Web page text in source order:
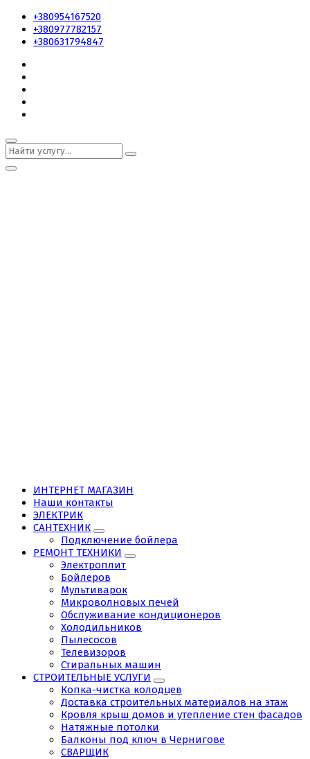
+380954167520
+380977782157
+380631794847
ИНТЕРНЕТ МАГАЗИН
Наши контакты
ЭЛЕКТРИК
САНТЕХНИК
Подключение бойлера
РЕМОНТ ТЕХНИКИ
Электроплит
Бойлеров
Мультиварок
Микроволновых печей
Обслуживание кондиционеров
Холодильников
Пылесосов
Телевизоров
Стиральных машин
СТРОИТЕЛЬНЫЕ УСЛУГИ
Копка-чистка колодцев
Доставка строительных материалов на этаж
Кровля крыш домов и утепление стен фасадов
Натяжные потолки
Балконы под ключ в Чернигове
СВАРЩИК